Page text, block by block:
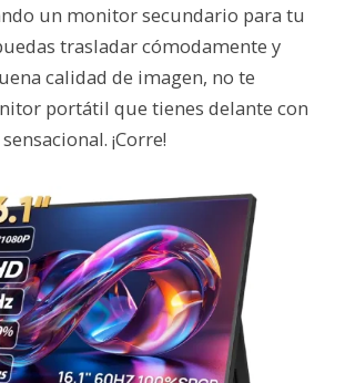
un monitor secundario para tu
trasladar cómodamente y
calidad de imagen, no te
portátil que tienes delante con
¡Corre!